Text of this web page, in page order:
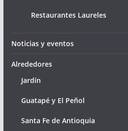
Restaurantes Laureles
Noticias y eventos
Alrededores
Jardín
Guatapé y El Peñol
Santa Fe de Antioquia